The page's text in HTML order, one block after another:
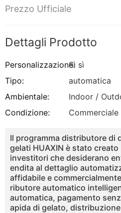
Prezzo Ufficiale
Dettagli Prodotto
Personalizzazione:Sì sì
Tipo:
automatica
Ambientale:
Indoor /
Condizione:
Commerciale
Il programma distributore di
gelati HUAXIN è stato
investitori che desiderano
endita al dettaglio
affidabile e
ributore automatico
automatica, pagamento
apida di gelato,